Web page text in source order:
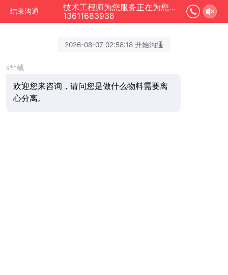
结束沟通
技术工程师为您服务正在为您服务
13611683938
2026-08-07 02:58:18 开始沟通
s**械
欢迎您来咨询，请问您是做什么物料需要离
心分离。